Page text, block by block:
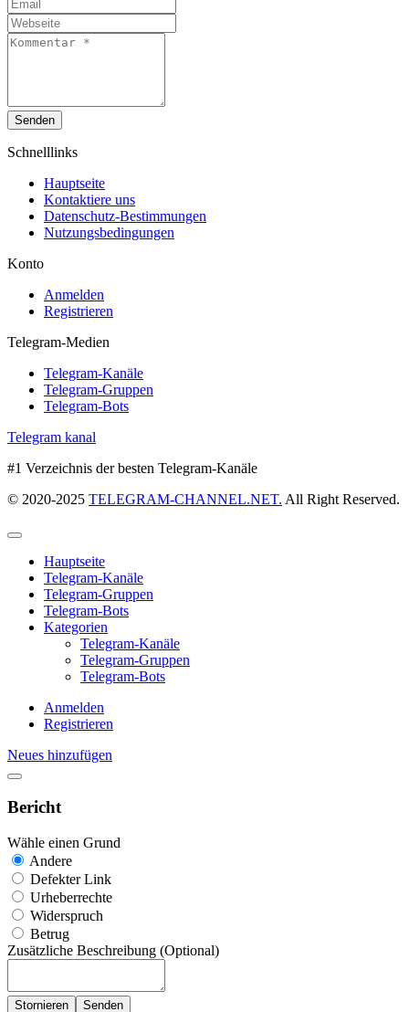
Senden
Schnelllinks
Hauptseite
Kontaktiere uns
Datenschutz-Bestimmungen
Nutzungsbedingungen
Konto
Anmelden
Registrieren
Telegram-Medien
Telegram-Kanäle
Telegram-Gruppen
Telegram-Bots
Telegram kanal
#1 Verzeichnis der besten Telegram-Kanäle
© 2020-2025 TELEGRAM-CHANNEL.NET. All Right Reserved.
Hauptseite
Telegram-Kanäle
Telegram-Gruppen
Telegram-Bots
Kategorien
Telegram-Kanäle
Telegram-Gruppen
Telegram-Bots
Anmelden
Registrieren
Neues hinzufügen
Bericht
Wähle einen Grund
Andere
Defekter Link
Urheberrechte
Widerspruch
Betrug
Zusätzliche Beschreibung (Optional)
Stornieren Senden